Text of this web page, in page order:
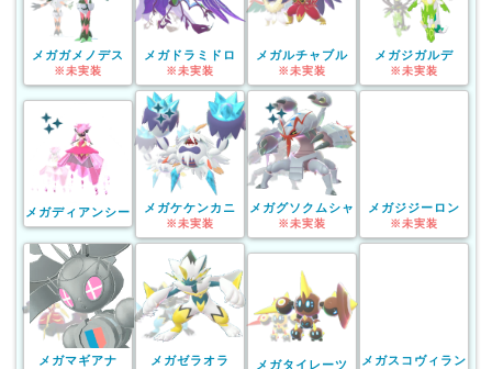
メガガメノデス
※未実装
メガドラミドロ
※未実装
メガルチャブル
※未実装
メガジガルデ
※未実装
メガディアンシー メガケケンカニ
※未実装
メガグソクムシャ
※未実装
メガジジーロン
※未実装
メガマギアナ メガゼラオラ メガタイレーツ メガスコヴィラン